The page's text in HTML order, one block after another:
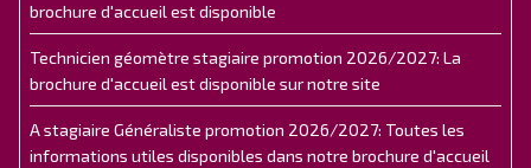
brochure d'accueil est disponible
Technicien géomètre stagiaire promotion 2026/2027: La
brochure d'accueil est disponible sur notre site
A stagiaire Généraliste promotion 2026/2027: Toutes les
informations utiles disponibles dans notre brochure d'accueil